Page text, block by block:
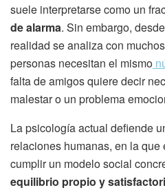
suele interpretarse como un
de alarma. Sin embargo,
realidad se analiza con
personas necesitan el mismo
falta de amigos quiere decir
malestar o un problema
La psicología actual defiende
relaciones humanas, en la
cumplir un modelo social
equilibrio propio y